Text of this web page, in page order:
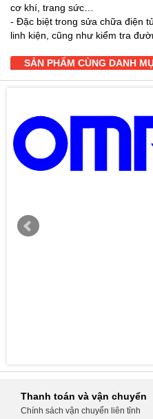
cơ khí, trang sức…
- Đặc biệt trong sửa chữa điện
linh kiện, cũng như kiểm tra
SẢN PHẨM CÙNG DANH
Thanh toán và vận chuyển
Chính sách vận chuyển liên tỉnh